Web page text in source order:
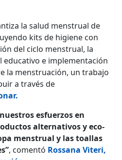
la salud menstrual de
kits de higiene con
del ciclo menstrual, la
e implementación
la menstruación, un trabajo
a través de
esfuerzos en
alternativos y eco-
menstrual y las toallas
, comentó Rossana Viteri,